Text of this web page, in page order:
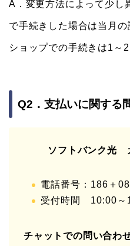
A．変更方法によって少し
で手続きした場合は当月
ショップでの手続きは1～
Q2．支払いに関する
ソフトバンク光
電話番号：186＋
受付時間 10:00～
チャットでの問い合わ